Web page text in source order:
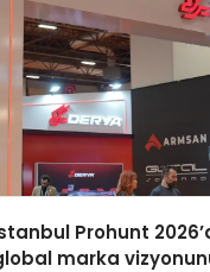
Prohunt
marka